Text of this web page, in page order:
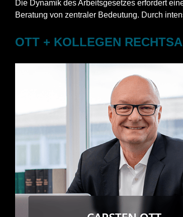
Die Dynamik des Arbeitsgesetzes erfordert
Beratung von zentraler Bedeutung. Durch
OTT + KOLLEGEN